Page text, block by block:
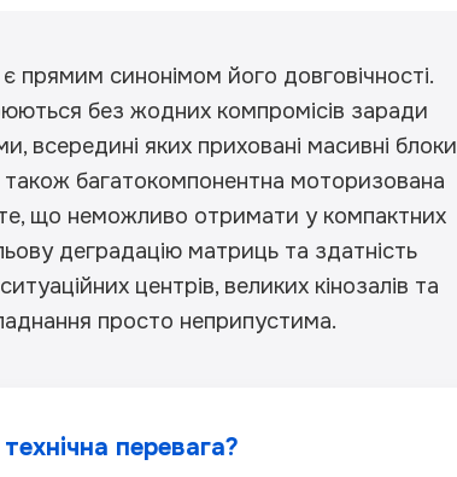
є прямим синонімом його довговічності.
без жодних компромісів заради
всередині яких приховані масивні блоки
також багатокомпонентна моторизована
що неможливо отримати у компактних
деградацію матриць та здатність
центрів, великих кінозалів та
просто неприпустима.
перевага?